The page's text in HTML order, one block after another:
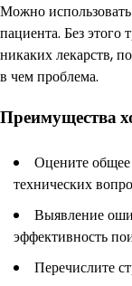
Можно
пациента. Без
никаких лекарств,
в чем проблема.
Преимущества
Оцените общее
технических
Выявление
эффективность
Перечислите